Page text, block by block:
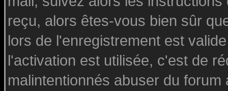
reçu, alors êtes-vous bien sûr
lors de l'enregistrement est
l'activation est utilisée, c'est de
malintentionnés abuser du